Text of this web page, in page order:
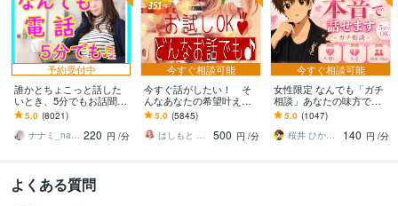
予約受付中
誰かとちょこっと話した
いとき、5分でもお話聞き
ます 疲れた～、でもカウ
ンセリングじゃない、な
んとなく雑談聞いて～
5.0 (8021)
ナナミ_nanami 220 円 /分
今すぐ相談可能
今すぐ話がしたい！ そ
んなあなたの希望叶えま
す 今日あったことから深
刻な悩みまで☆何でも打
ち明けてください。
5.0 (5845)
はしもと ゆっこ♡救急こころの相談室
500 円 /分
今すぐ相談可能
女性限定 なんでも「ガチ
相談」あなたの味方で話
ます 男性目線で、あなた
の恋の“答え”を言葉にしま
す。
5.0 (1047)
桜井 ひかる｜経験豊富の恋愛相談室
140 円 /分
よくある質問